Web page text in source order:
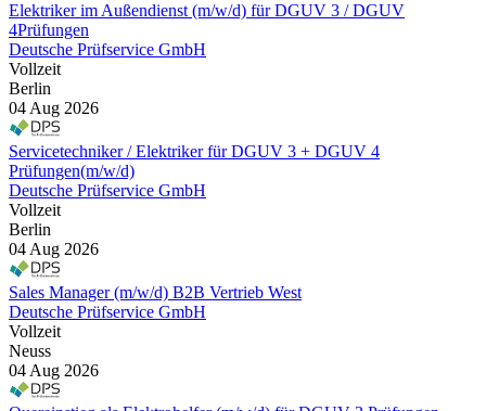
Elektriker im Außendienst (m/w/d) für DGUV 3 / DGUV
4Prüfungen
Deutsche Prüfservice GmbH
Vollzeit
Berlin
04 Aug 2026
Servicetechniker / Elektriker für DGUV 3 + DGUV 4
Prüfungen(m/w/d)
Deutsche Prüfservice GmbH
Vollzeit
Berlin
04 Aug 2026
Sales Manager (m/w/d) B2B Vertrieb West
Deutsche Prüfservice GmbH
Vollzeit
Neuss
04 Aug 2026